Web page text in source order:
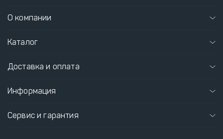
О компании
Каталог
Доставка и оплата
Информация
Сервис и гарантия